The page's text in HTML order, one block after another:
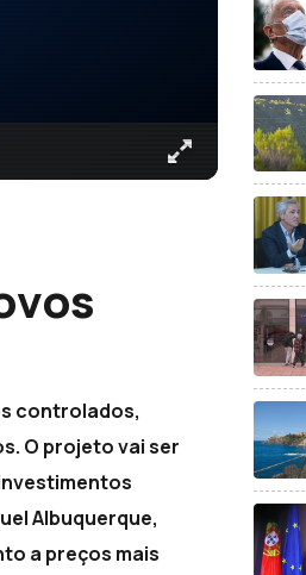
controlados,
O projeto vai ser
Albuquerque,
a preços mais